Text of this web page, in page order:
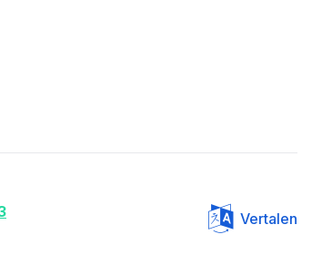
Vertalen